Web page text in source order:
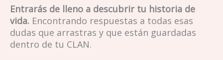
Entrarás de lleno a descubrir tu historia de
vida. Encontrando respuestas a todas esas
dudas que arrastras y que están guardadas
dentro de tu CLAN.